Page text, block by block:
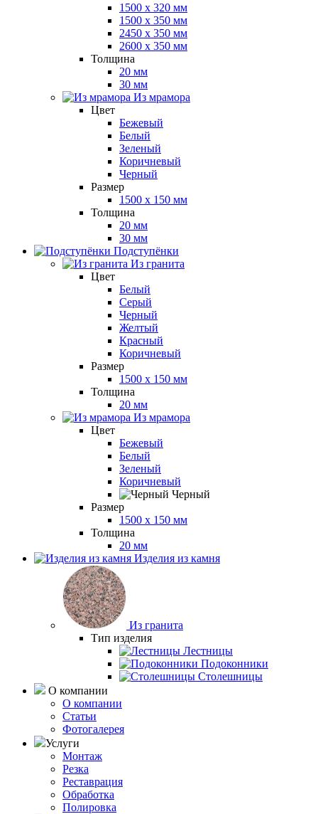
1500 x 320 мм
1500 x 350 мм
2450 x 350 мм
2600 x 350 мм
Толщина
20 мм
30 мм
Из мрамора
Цвет
Бежевый
Белый
Зеленый
Коричневый
Черный
Размер
1500 x 150 мм
Толщина
20 мм
30 мм
Подступёнки
Из гранита
Цвет
Белый
Серый
Черный
Желтый
Красный
Коричневый
Размер
1500 x 150 мм
Толщина
20 мм
Из мрамора
Цвет
Бежевый
Белый
Зеленый
Коричневый
Черный
Размер
1500 x 150 мм
Толщина
20 мм
Изделия из камня
Из гранита
Тип изделия
Лестницы
Подоконники
Столешницы
О компании
О компании
Статьи
Фотогалерея
Услуги
Монтаж
Резка
Реставрация
Обработка
Полировка